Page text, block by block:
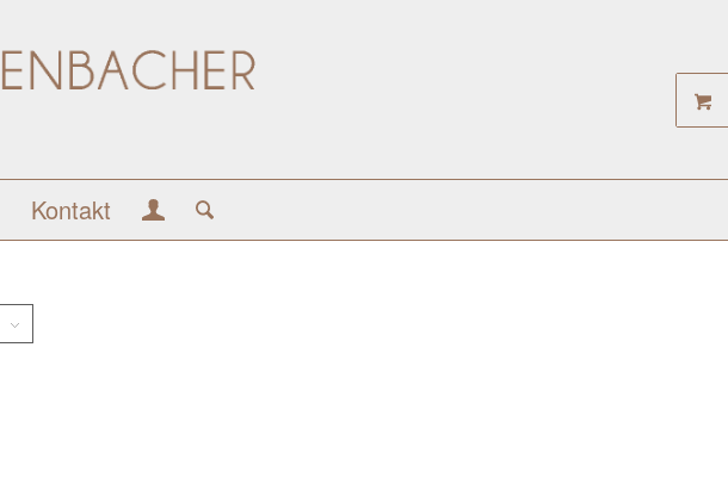
Kontakt